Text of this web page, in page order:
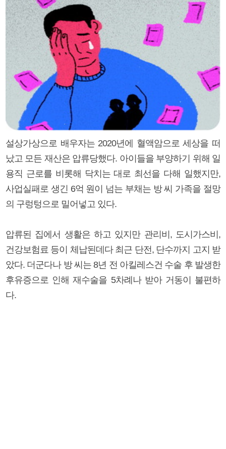
설상가상으로 배우자는 2020년에 혈액암으로 세상을 떠
났고 모든 재산은 압류당했다. 아이들을 부양하기 위해 일
용직 근로를 비롯해 닥치는 대로 최선을 다해 일했지만,
사업실패로 생긴 6억 원이 넘는 부채는 방 씨 가족을 절망
의 구렁텅으로 밀어넣고 있다.
압류된 집에서 생활은 하고 있지만 관리비, 도시가스비,
건강보험료 등이 체납된데다 최근 단전, 단수까지 고지 받
았다. 더군다나 방 씨는 8년 전 아킬레스건 수술 후 발생한
후유증으로 인해 재수술을 5차례나 받아 거동이 불편하
다.